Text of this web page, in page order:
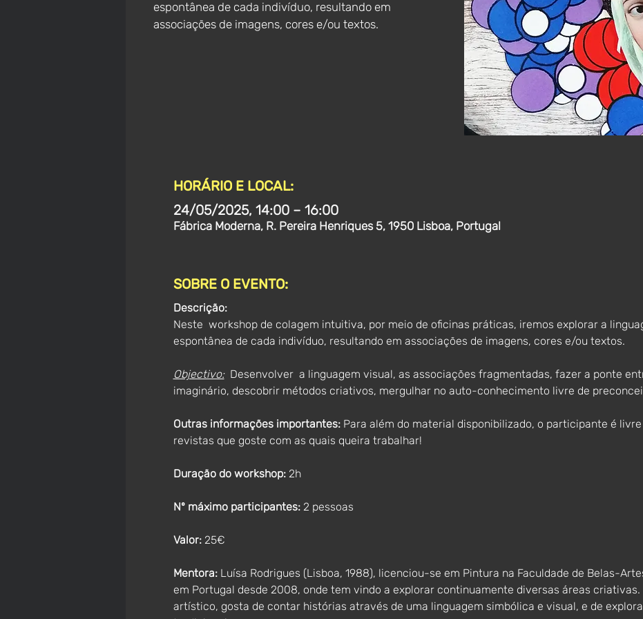
espontânea de cada indivíduo, resultando em
associações de imagens, cores e/ou textos.
HORÁRIO E LOCAL:
24/05/2025, 14:00 – 16:00
Fábrica Moderna, R. Pereira Henriques 5, 1950 Lisboa, Portugal
SOBRE O EVENTO:
Descrição:
Neste  workshop de colagem intuitiva, por meio de oficinas práticas, iremos explorar a
espontânea de cada indivíduo, resultando em associações de imagens, cores e/ou textos.
Objectivo: Desenvolver  a linguagem visual, as associações fragmentadas, fazer a ponte
imaginário, descobrir métodos criativos, mergulhar no auto-conhecimento livre de
Outras informações importantes: Para além do material disponibilizado, o participante é
revistas que goste com as quais queira trabalhar!
Duração do workshop: 2h
Nº máximo participantes: 2 pessoas
Valor: 25€
Mentora: Luísa Rodrigues (Lisboa, 1988), licenciou-se em Pintura na Faculdade de Belas-
em Portugal desde 2008, onde tem vindo a explorar continuamente diversas áreas criativas.
artístico, gosta de contar histórias através de uma linguagem simbólica e visual, e de